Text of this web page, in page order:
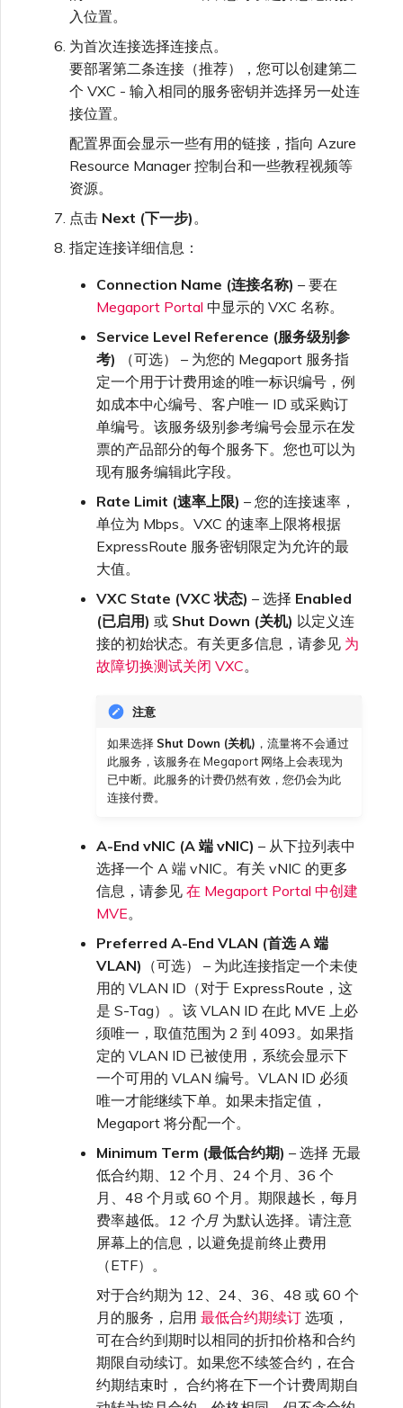
入位置。
为首次连接选择连接点。
要部署第二条连接（推荐），您可以创建第二
个 VXC - 输入相同的服务密钥并选择另一处连
接位置。
配置界面会显示一些有用的链接，指向 Azure
Resource Manager 控制台和一些教程视频等
资源。
点击 Next (下一步)。
指定连接详细信息：
Connection Name (连接名称) – 要在
Megaport Portal 中显示的 VXC 名称。
Service Level Reference (服务级别参
考) （可选） – 为您的 Megaport 服务指
定一个用于计费用途的唯一标识编号，例
如成本中心编号、客户唯一 ID 或采购订
单编号。该服务级别参考编号会显示在发
票的产品部分的每个服务下。您也可以为
现有服务编辑此字段。
Rate Limit (速率上限) – 您的连接速率，
单位为 Mbps。VXC 的速率上限将根据
ExpressRoute 服务密钥限定为允许的最
大值。
VXC State (VXC 状态) – 选择 Enabled
(已启用) 或 Shut Down (关机) 以定义连
接的初始状态。有关更多信息，请参见 为
故障切换测试关闭 VXC。
注意
如果选择 Shut Down (关机) ，流量将不会通过
此服务，该服务在 Megaport 网络上会表现为
已中断。此服务的计费仍然有效，您仍会为此
连接付费。
A-End vNIC (A 端 vNIC) – 从下拉列表中
选择一个 A 端 vNIC。有关 vNIC 的更多
信息，请参见 在 Megaport Portal 中创建
MVE。
Preferred A-End VLAN (首选 A 端
VLAN) （可选） – 为此连接指定一个未使
用的 VLAN ID（对于 ExpressRoute，这
是 S-Tag）。该 VLAN ID 在此 MVE 上必
须唯一，取值范围为 2 到 4093。如果指
定的 VLAN ID 已被使用，系统会显示下
一个可用的 VLAN 编号。VLAN ID 必须
唯一才能继续下单。如果未指定值，
Megaport 将分配一个。
Minimum Term (最低合约期) – 选择 无最
低合约期、12 个月、24 个月、36 个
月、48 个月或 60 个月。期限越长，每月
费率越低。 12 个月 为默认选择。请注意
屏幕上的信息，以避免提前终止费用
（ETF）。
对于合约期为 12、24、36、48 或 60 个
月的服务，启用 最低合约期续订 选项，
可在合约到期时以相同的折扣价格和合约
期限自动续订。如果您不续签合约，在合
约期结束时， 合约将在下一个计费周期自